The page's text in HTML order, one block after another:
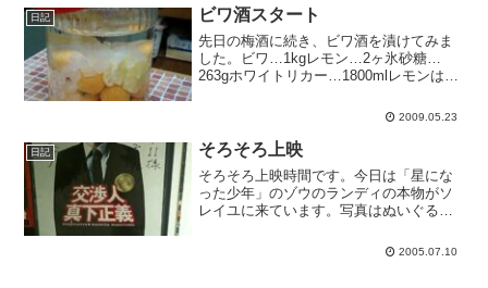
載しているはず...
日記 ビワ酒スタート
先日の梅酒に続き、ビワ酒を漬けてみま
した。ビワ…1kgレモン…2ヶ氷砂糖…
263gホワイトリカー…1800mlレモンは皮
ヶ月経ったら果肉を取り出して種だけ戻
したが...
2009.05.23
日記 そろそろ上映
そろそろ上映時間です。今日は「星にな
った少年」のゾウのランディの本物がソ
レイユに来ています。写真はぬいぐるみ
で公開終了というのが惜しいです。2005.07.10